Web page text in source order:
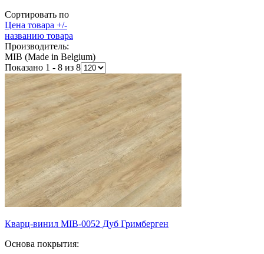
Сортировать по
Цена товара +/-
названию товара
Производитель:
MIB (Made in Belgium)
Показано 1 - 8 из 8
Кварц-винил MIB-0052 Дуб Гримберген
Основа покрытия: